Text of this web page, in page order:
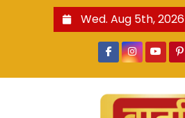
Wed. Aug 5th, 2026